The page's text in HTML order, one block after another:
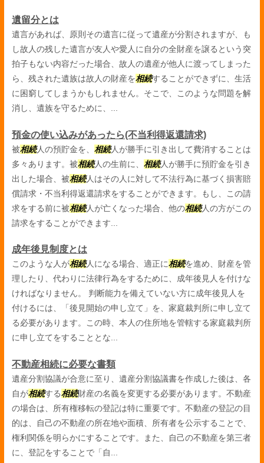
遺留分とは
遺言があれば、原則その遺言に従って遺産が分割されますが、も
し故人の残した遺言が友人や愛人に自分の全財産を譲るという突
拍子もない内容だった場合、故人の遺産が他人に渡ってしまった
ら、残された遺族は故人の財産を相続することができずに、生活
に困窮してしまうかもしれません。そこで、このような問題を解
消し、遺族を守るために、...
預金の使い込みがあったら(不当利得返還請求)
被相続人の預貯金を、 相続人が勝手に引き出して費消することは
多々あります。被相続人の生前に、 相続人が勝手に預貯金を引き
出した場合、被相続人はその人に対して不法行為に基づく損害賠
償請求・不当利得返還請求をすることができます。もし、この請
求をする前に被相続人が亡くなった場合、他の相続人の方がこの
請求をすることができます...
成年後見制度とは
このような人が相続人になる場合、適正に相続を進め、財産を管
理したり、代わりに法律行為をするために、成年後見人を付けな
ければなりません。 判断能力を備えていない方に成年後見人を
付けるには、「後見開始の申し立て」を、家庭裁判所に申し立て
る必要があります。この時、本人の住所地を管轄する家庭裁判所
に申し立てをすることとな...
不動産相続に必要な書類
遺産分割協議が合意に至り、遺産分割協議書を作成した後は、各
自が相続する相続財産の名義を変更する必要があります。不動産
の場合は、所有権移転の登記は特に重要です。不動産の登記の目
的は、自己の不動産の所在地や面積、所有者を公示することで、
権利関係を明らかにすることです。また、自己の不動産を第三者
に、登記をすることで「自...